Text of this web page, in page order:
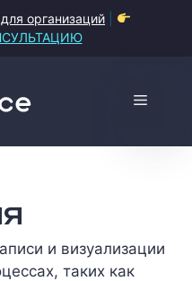
организаций
Меню
и визуализации
таких как